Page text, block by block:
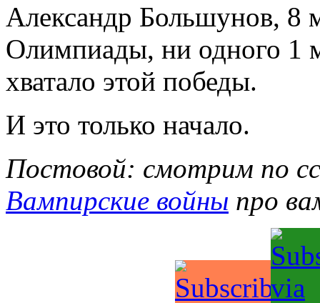
Александр Большунов, 8
Олимпиады, ни одного 1
хватало этой победы.
И это только начало.
Постовой: смотрим по
Вампирские войны про